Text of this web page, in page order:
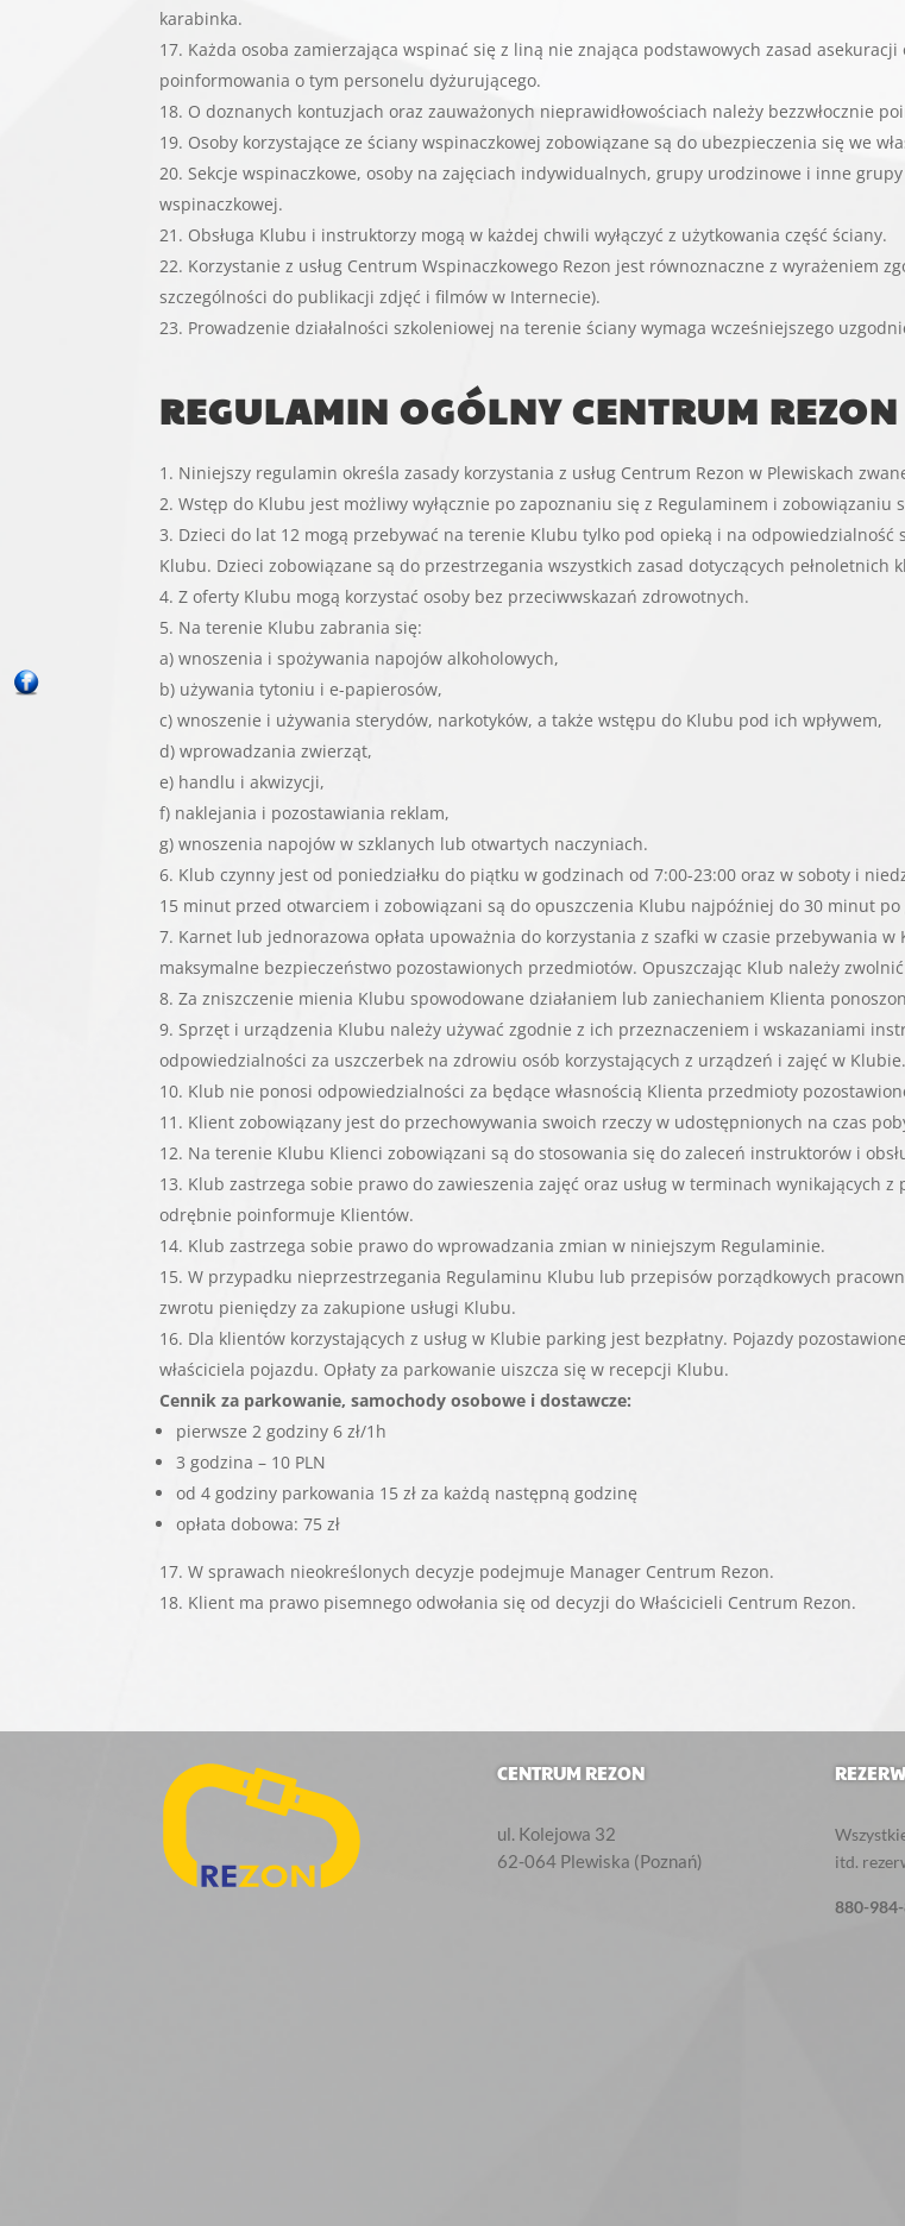
karabinka.
Każda osoba zamierzająca wspinać się z liną nie znająca podstawowych zasad
poinformowania o tym personelu dyżurującego.
O doznanych kontuzjach oraz zauważonych nieprawidłowościach należy bezzwłocznie
Osoby korzystające ze ściany wspinaczkowej zobowiązane są do ubezpieczenia się we
Sekcje wspinaczkowe, osoby na zajęciach indywidualnych, grupy urodzinowe i inne
wspinaczkowej.
Obsługa Klubu i instruktorzy mogą w każdej chwili wyłączyć z użytkowania część ściany.
Korzystanie z usług Centrum Wspinaczkowego Rezon jest równoznaczne z wyrażeniem
szczególności do publikacji zdjęć i filmów w Internecie).
Prowadzenie działalności szkoleniowej na terenie ściany wymaga wcześniejszego
REGULAMIN OGÓLNY CENTRUM REZON
Niniejszy regulamin określa zasady korzystania z usług Centrum Rezon w Plewiskach
Wstęp do Klubu jest możliwy wyłącznie po zapoznaniu się z Regulaminem i zobowiązaniu
Dzieci do lat 12 mogą przebywać na terenie Klubu tylko pod opieką i na
Klubu. Dzieci zobowiązane są do przestrzegania wszystkich zasad dotyczących pełnoletnich
Z oferty Klubu mogą korzystać osoby bez przeciwwskazań zdrowotnych.
Na terenie Klubu zabrania się:
a) wnoszenia i spożywania napojów alkoholowych,
b) używania tytoniu i e-papierosów,
c) wnoszenie i używania sterydów, narkotyków, a także wstępu do Klubu pod ich wpływem,
d) wprowadzania zwierząt,
e) handlu i akwizycji,
f) naklejania i pozostawiania reklam,
g) wnoszenia napojów w szklanych lub otwartych naczyniach.
Klub czynny jest od poniedziałku do piątku w godzinach od 7:00-23:00 oraz w soboty i
15 minut przed otwarciem i zobowiązani są do opuszczenia Klubu najpóźniej do 30 minut
Karnet lub jednorazowa opłata upoważnia do korzystania z szafki w czasie przebywania
maksymalne bezpieczeństwo pozostawionych przedmiotów. Opuszczając Klub należy
Za zniszczenie mienia Klubu spowodowane działaniem lub zaniechaniem Klienta
Sprzęt i urządzenia Klubu należy używać zgodnie z ich przeznaczeniem i wskazaniami
odpowiedzialności za uszczerbek na zdrowiu osób korzystających z urządzeń i zajęć w Klubie.
Klub nie ponosi odpowiedzialności za będące własnością Klienta przedmioty
Klient zobowiązany jest do przechowywania swoich rzeczy w udostępnionych na czas
Na terenie Klubu Klienci zobowiązani są do stosowania się do zaleceń instruktorów i
Klub zastrzega sobie prawo do zawieszenia zajęć oraz usług w terminach wynikających
odrębnie poinformuje Klientów.
Klub zastrzega sobie prawo do wprowadzania zmian w niniejszym Regulaminie.
W przypadku nieprzestrzegania Regulaminu Klubu lub przepisów porządkowych
zwrotu pieniędzy za zakupione usługi Klubu.
Dla klientów korzystających z usług w Klubie parking jest bezpłatny. Pojazdy
właściciela pojazdu. Opłaty za parkowanie uiszcza się w recepcji Klubu.
Cennik za parkowanie, samochody osobowe i dostawcze:
pierwsze 2 godziny 6 zł/1h
3 godzina – 10 PLN
od 4 godziny parkowania 15 zł za każdą następną godzinę
opłata dobowa: 75 zł
W sprawach nieokreślonych decyzje podejmuje Manager Centrum Rezon.
Klient ma prawo pisemnego odwołania się od decyzji do Właścicieli Centrum Rezon.
CENTRUM REZON
ul. Kolejowa 32‎
62-064 Plewiska (Poznań)
itd.
880-